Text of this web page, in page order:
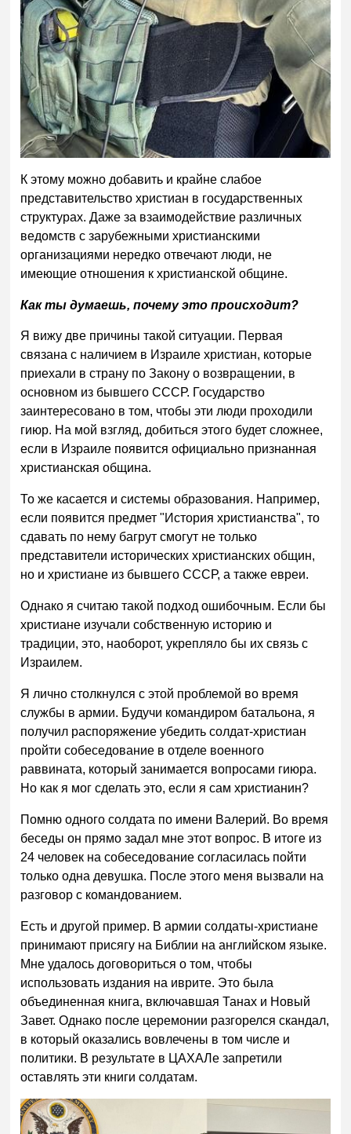
К этому можно добавить и крайне слабое
представительство христиан в государственных
структурах. Даже за взаимодействие различных
ведомств с зарубежными христианскими
организациями нередко отвечают люди, не
имеющие отношения к христианской общине.
Как ты думаешь, почему это происходит?
Я вижу две причины такой ситуации. Первая
связана с наличием в Израиле христиан, которые
приехали в страну по Закону о возвращении, в
основном из бывшего СССР. Государство
заинтересовано в том, чтобы эти люди проходили
гиюр. На мой взгляд, добиться этого будет сложнее,
если в Израиле появится официально признанная
христианская община.
То же касается и системы образования. Например,
если появится предмет "История христианства", то
сдавать по нему багрут смогут не только
представители исторических христианских общин,
но и христиане из бывшего СССР, а также евреи.
Однако я считаю такой подход ошибочным. Если бы
христиане изучали собственную историю и
традиции, это, наоборот, укрепляло бы их связь с
Израилем.
Я лично столкнулся с этой проблемой во время
службы в армии. Будучи командиром батальона, я
получил распоряжение убедить солдат-христиан
пройти собеседование в отделе военного
раввината, который занимается вопросами гиюра.
Но как я мог сделать это, если я сам христианин?
Помню одного солдата по имени Валерий. Во время
беседы он прямо задал мне этот вопрос. В итоге из
24 человек на собеседование согласилась пойти
только одна девушка. После этого меня вызвали на
разговор с командованием.
Есть и другой пример. В армии солдаты-христиане
принимают присягу на Библии на английском языке.
Мне удалось договориться о том, чтобы
использовать издания на иврите. Это была
объединенная книга, включавшая Танах и Новый
Завет. Однако после церемонии разгорелся скандал,
в который оказались вовлечены в том числе и
политики. В результате в ЦАХАЛе запретили
оставлять эти книги солдатам.